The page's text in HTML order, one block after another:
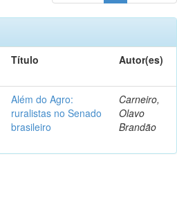
Título Autor(es)
Além do Agro:
ruralistas no Senado
brasileiro
Carneiro,
Olavo
Brandão